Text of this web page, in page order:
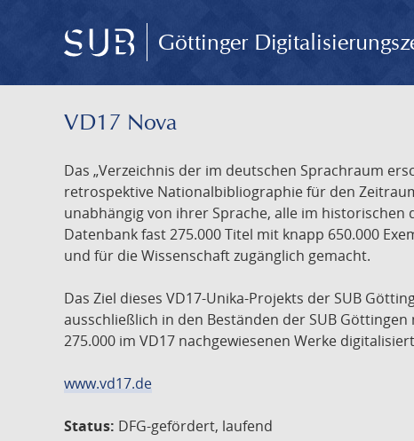
Göttinger
VD17 Nova
Das „Verzeichnis der im deutschen Sprachraum
retrospektive Nationalbibliographie für den
unabhängig von ihrer Sprache, alle im historischen
Datenbank fast 275.000 Titel mit knapp 650.000
und für die Wissenschaft zugänglich gemacht.
Das Ziel dieses VD17-Unika-Projekts der SUB
ausschließlich in den Beständen der SUB
275.000 im VD17 nachgewiesenen Werke
www.vd17.de
Status: DFG-gefördert, laufend